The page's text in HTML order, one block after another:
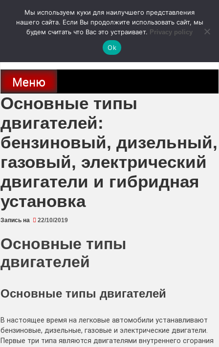
содержимому
autodoc24.ru
Новости про современные автомобили и не только, новинки зарубежного
и отечественного автопрома
Меню
Основные типы
двигателей:
бензиновый, дизельный,
газовый, электрический
двигатели и гибридная
установка
Запись на 22/10/2019
Основные типы
двигателей
Основные типы двигателей
В настоящее время на легковые автомобили устанавливают
бензиновые, дизельные, газовые и электрические двигатели.
Первые три типа являются двигателями внутреннего сгорания
Мы используем куки для наилучшего представления
нашего сайта. Если Вы продолжите использовать сайт, мы
будем считать что Вас это устраивает. Privacy policy
Ok